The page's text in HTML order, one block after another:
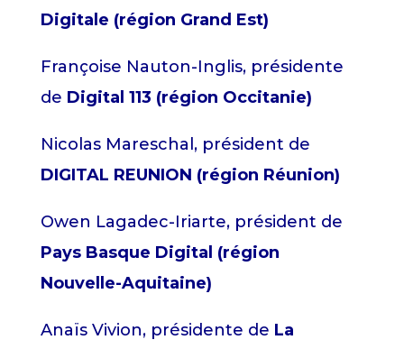
Digitale (région Grand Est)
Françoise Nauton-Inglis, présidente
de Digital 113 (région Occitanie)
Nicolas Mareschal, président de
DIGITAL REUNION (région Réunion)
Owen Lagadec-Iriarte, président de
Pays Basque Digital (région
Nouvelle-Aquitaine)
Anaïs Vivion, présidente de La